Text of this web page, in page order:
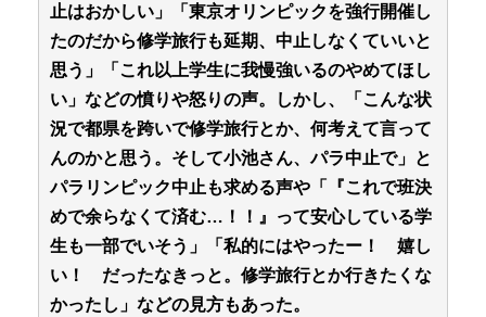
止はおかしい」「東京オリンピックを強行開催し
たのだから修学旅行も延期、中止しなくていいと
思う」「これ以上学生に我慢強いるのやめてほし
い」などの憤りや怒りの声。しかし、「こんな状
況で都県を跨いで修学旅行とか、何考えて言って
んのかと思う。そして小池さん、パラ中止で」と
パラリンピック中止も求める声や「『これで班決
めで余らなくて済む…！！』って安心している学
生も一部でいそう」「私的にはやったー！ 嬉し
い！ だったなきっと。修学旅行とか行きたくな
かったし」などの見方もあった。